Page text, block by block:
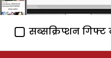
सब्सक्रिप्शन गिफ्ट